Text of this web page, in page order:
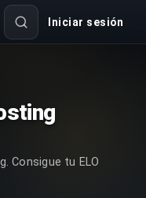
Iniciar sesión
Consigue tu ELO